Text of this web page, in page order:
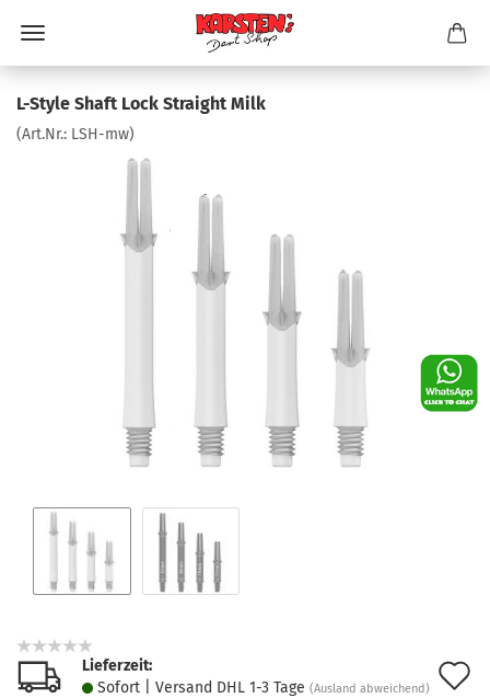
L-Style Shaft Lock Straight Milk
(Art.Nr.: LSH-mw)
Lieferzeit:
Sofort | Versand DHL 1-3 Tage (Ausland abweichend)